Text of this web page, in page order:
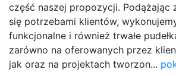
część naszej propozycji. Podążając
się potrzebami klientów,
funkcjonalne i również trwałe
zarówno na oferowanych przez
jak oraz na projektach tworzon...